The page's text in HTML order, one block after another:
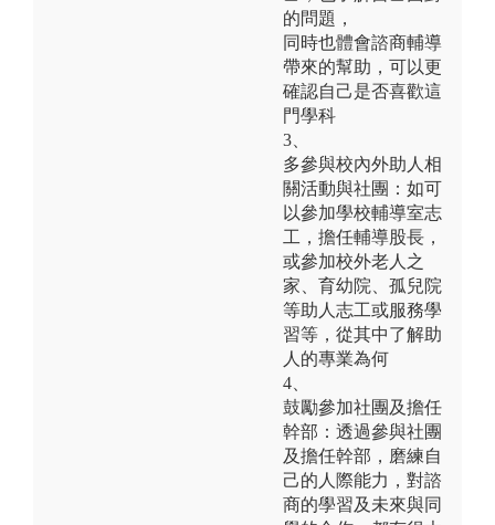
的問題，
同時也體會諮商輔導
帶來的幫助，可以更
確認自己是否喜歡這
門學科
3、
多參與校內外助人相
關活動與社團：如可
以參加學校輔導室志
工，擔任輔導股長，
或參加校外老人之
家、育幼院、孤兒院
等助人志工或服務學
習等，從其中了解助
人的專業為何
4、
鼓勵參加社團及擔任
幹部：透過參與社團
及擔任幹部，磨練自
己的人際能力，對諮
商的學習及未來與同